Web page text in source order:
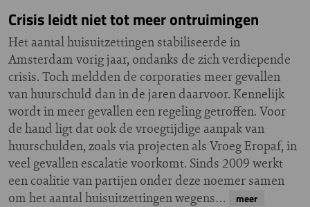
Crisis leidt niet tot meer ontruimingen
Het aantal huisuitzettingen stabiliseerde in
Amsterdam vorig jaar, ondanks de zich verdiepende
crisis. Toch meldden de corporaties meer gevallen
van huurschuld dan in de jaren daarvoor. Kennelijk
wordt in meer gevallen een regeling getroffen. Voor
de hand ligt dat ook de vroegtijdige aanpak van
huurschulden, zoals via projecten als Vroeg Eropaf, in
veel gevallen escalatie voorkomt. Sinds 2009 werkt
een coalitie van partijen onder deze noemer samen
om het aantal huisuitzettingen wegens…
meer